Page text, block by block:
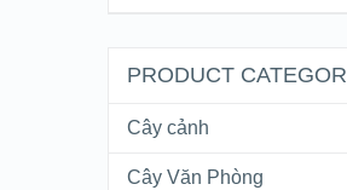
PRODUCT
Cây cảnh
Cây Văn Phòng